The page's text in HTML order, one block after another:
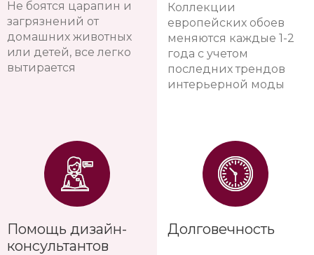
Не боятся царапин и
загрязнений от
домашних животных
или детей, все легко
вытирается
Помощь дизайн-
консультантов
Коллекции
европейских обоев
меняются каждые 1-2
года с учетом
последних трендов
интерьерной моды
Долговечность